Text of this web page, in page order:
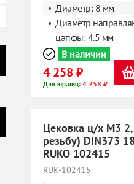
Диаметр: 8 мм
Диаметр
цапфы: 4.5 мм
В наличии
4 258 ₽
Для юр.лиц: 4 258 ₽
Цековка ц/х M3
резьбу) DIN373
RUKO 102415
RUK-102415